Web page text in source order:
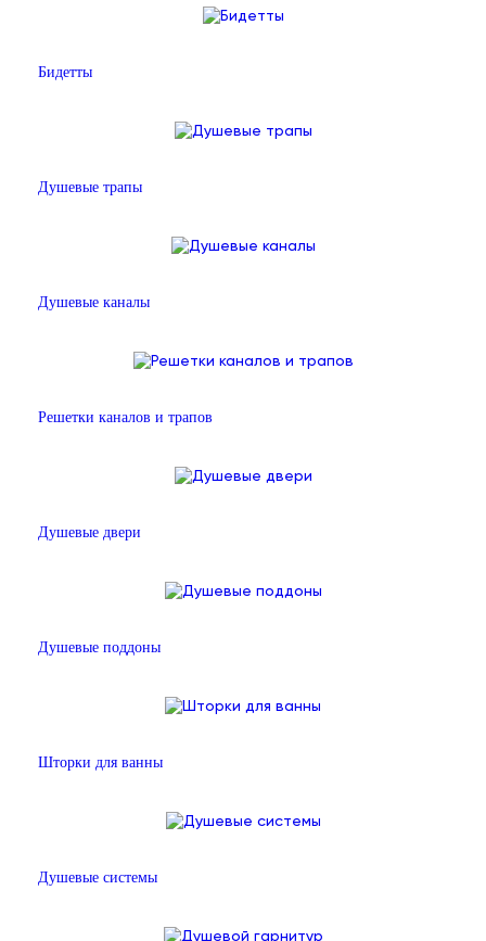
Бидетты
Душевые трапы
Душевые каналы
Решетки каналов и трапов
Душевые двери
Душевые поддоны
Шторки для ванны
Душевые системы